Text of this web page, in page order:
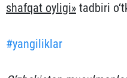
shafqat oyligi» tadbiri
#yangiliklar